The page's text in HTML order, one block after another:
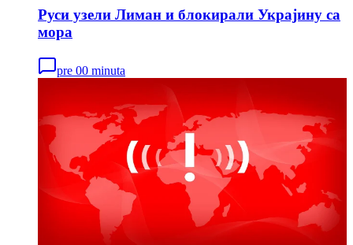
Руси узели Лиман и блокирали Украјину са
мора
pre 00 minuta